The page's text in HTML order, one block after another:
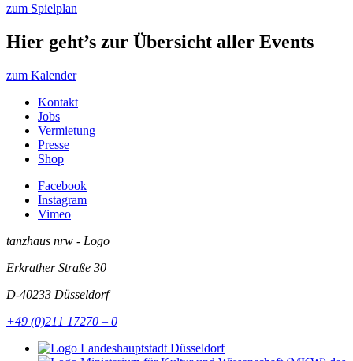
zum Spielplan
Hier geht’s zur Übersicht aller Events
zum Kalender
Kontakt
Jobs
Vermietung
Presse
Shop
Facebook
Instagram
Vimeo
tanzhaus nrw - Logo
Erkrather Straße 30
D-40233 Düsseldorf
+49 (0)211 17270 – 0